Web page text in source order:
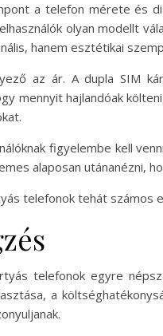
a telefon mérete és
olyan modellt
hanem esztétikai
az ár. A dupla SIM
mennyit hajlandóak
figyelembe kell
alaposan utánanézni,
telefonok tehát számos
telefonok egyre
a